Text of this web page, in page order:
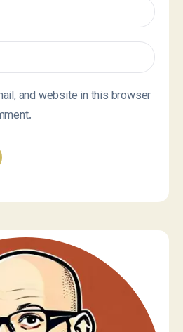
and website in this browser